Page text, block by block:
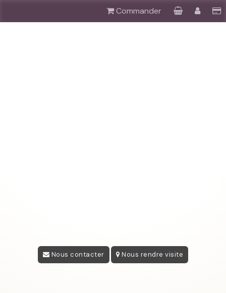
Commander
Nous contacter Nous rendre visite